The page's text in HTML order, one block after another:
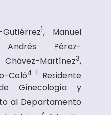
1, Manuel
Pérez-
Martínez3,
Coló4 1 Residente
Ginecología y
al Departamento